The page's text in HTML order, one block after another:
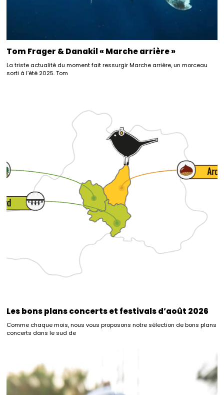
Tom Frager & Danakil « Marche arrière »
La triste actualité du moment fait ressurgir Marche arrière, un morceau
sorti à l’été 2025. Tom
Les bons plans concerts et festivals d’août 2026
Comme chaque mois, nous vous proposons notre sélection de bons plans
concerts dans le sud de